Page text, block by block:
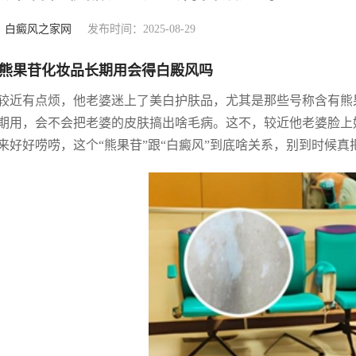
白癜风之家网 发布时间：2025-08-29
果苷化妆品长期用会得白殿风吗
近有点烦，他老婆迷上了美白护肤品，尤其是那些号称含有
用，会不会把老婆的皮肤搞出啥毛病。这不，较近他老婆脸
好好唠唠，这个“熊果苷”跟“白癜风”到底啥关系，别到时候